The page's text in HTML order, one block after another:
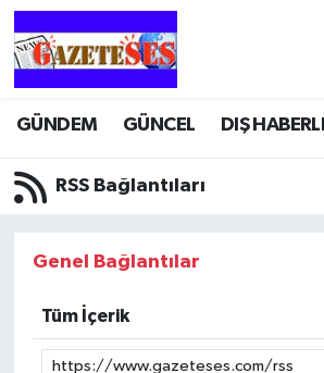
GÜNDEM GÜNCEL DIŞ
RSS Bağlantıları
Genel Bağlantılar
Tüm İçerik